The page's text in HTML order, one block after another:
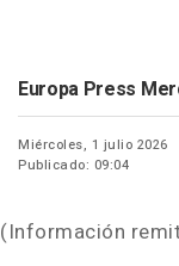
Europa Press
Miércoles, 1 julio 2026
Publicado: 09:04
(Información